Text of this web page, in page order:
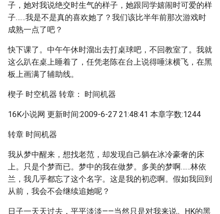
子，她对我说绝交时生气的样子，她跟同学嬉闹时可爱的样
子……我是不是真的喜欢她了？我们该比半年前那次游戏时
成熟一点了吧？
快下课了。中午午休时溜出去打桌球吧，不回教室了。我就
这么趴在桌上睡着了，任凭老陈在台上说得唾沫横飞，在黑
板上画满了辅助线。
楔子 时空机器 转章： 时间机器
16K小说网 更新时间:2009-6-27 21:48:41 本章字数:1244
转章 时间机器
我从梦中醒来，想找老范，却发现自己躺在冰冷豪奢的床
上。只是个梦而已。梦中的我在做梦。多美的梦啊……林依
兰，我几乎都忘了这个名字。这是我的初恋啊。假如我回到
从前，我会不会继续追她呢？
日子一天天过去，平平淡淡——当然只是对我来说。HK的黑